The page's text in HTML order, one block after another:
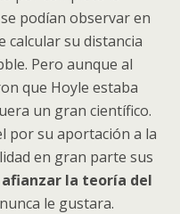
podían observar en
calcular su distancia
Pero aunque al
que Hoyle estaba
un gran científico.
por su aportación a la
en gran parte sus
la teoría del
le gustara.